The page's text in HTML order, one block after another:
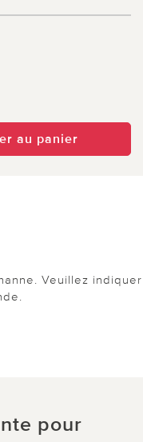
au panier
Veuillez indiquer
pour